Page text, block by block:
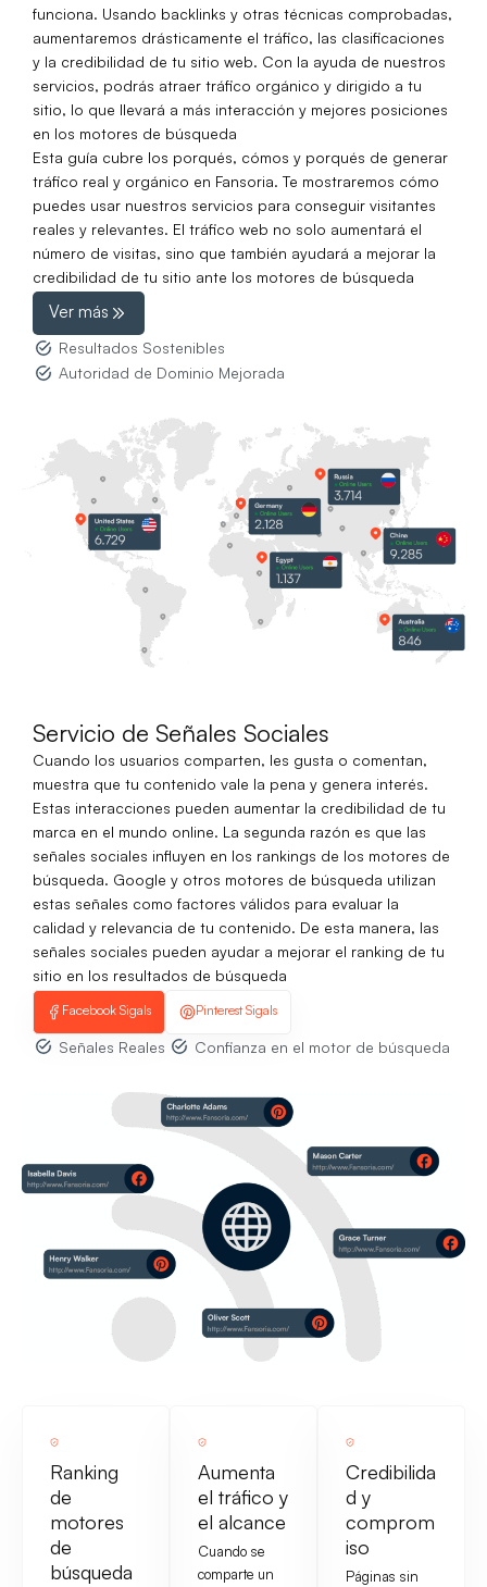
funciona. Usando backlinks y otras técnicas comprobadas,
aumentaremos drásticamente el tráfico, las clasificaciones
y la credibilidad de tu sitio web. Con la ayuda de nuestros
servicios, podrás atraer tráfico orgánico y dirigido a tu
sitio, lo que llevará a más interacción y mejores posiciones
en los motores de búsqueda
Esta guía cubre los porqués, cómos y porqués de generar
tráfico real y orgánico en Fansoria. Te mostraremos cómo
puedes usar nuestros servicios para conseguir visitantes
reales y relevantes. El tráfico web no solo aumentará el
número de visitas, sino que también ayudará a mejorar la
credibilidad de tu sitio ante los motores de búsqueda
Ver más
Resultados Sostenibles
Autoridad de Dominio Mejorada
Servicio de Señales Sociales
Cuando los usuarios comparten, les gusta o comentan,
muestra que tu contenido vale la pena y genera interés.
Estas interacciones pueden aumentar la credibilidad de tu
marca en el mundo online. La segunda razón es que las
señales sociales influyen en los rankings de los motores de
búsqueda. Google y otros motores de búsqueda utilizan
estas señales como factores válidos para evaluar la
calidad y relevancia de tu contenido. De esta manera, las
señales sociales pueden ayudar a mejorar el ranking de tu
sitio en los resultados de búsqueda
Facebook Sigals Pinterest Sigals
Señales Reales Confianza en el motor de búsqueda
Ranking
de
motores
de
búsqueda
Aumenta
el tráfico y
el alcance
Cuando se
comparte un
Credibilida
d y
comprom
iso
Páginas sin